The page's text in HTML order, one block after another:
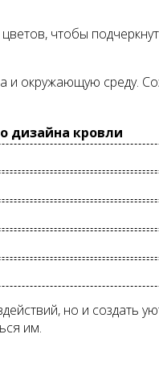
чтобы
окружающую среду.
дизайна кровли
но и создать
им.